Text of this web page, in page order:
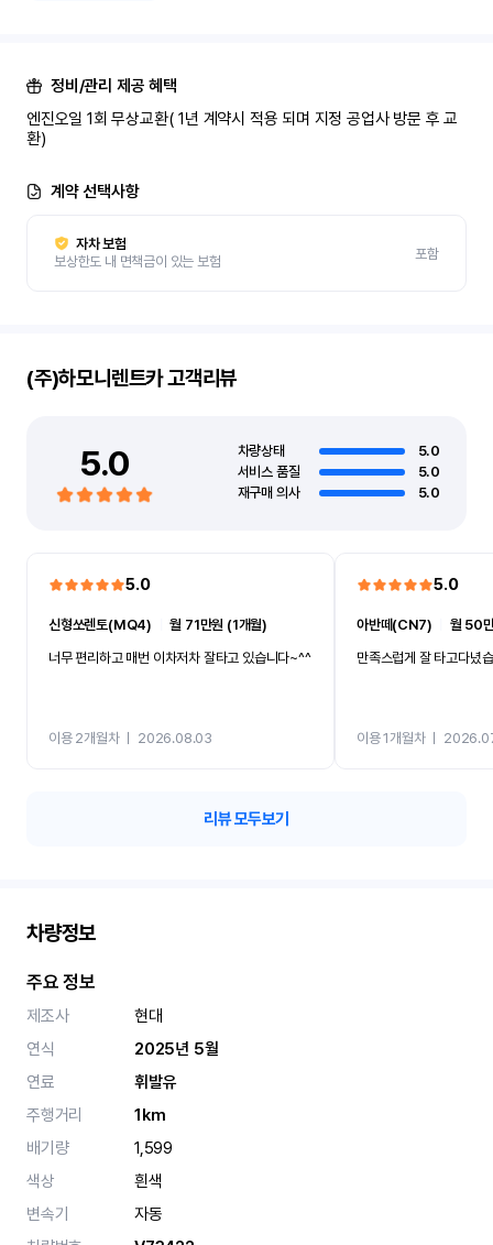
정비/관리 제공 혜택
엔진오일 1회 무상교환( 1년 계약시 적용 되며 지정 공업사 방문 후 교
환)
계약 선택사항
자차 보험
보상한도 내 면책금이 있는 보험
포함
(주)하모니렌트카고객리뷰
5.0 차량상태
5.0
서비스 품질
5.0
재구매 의사
5.0
5.0
신형쏘렌토(MQ4) ㅣ월 71만원 (1개월)
너무 편리하고 매번 이차저차 잘타고 있습니다~^^
이용 2개월차ㅣ 2026.08.03
5.0
아반떼(CN7)
월 50
만족스럽게 잘 타고다녔
이용 1개월차ㅣ
리뷰 모두보기
차량정보
주요 정보
제조사
현대
연식
2025년 5월
연료
휘발유
주행거리
1km
배기량
1,599
색상
흰색
변속기
자동